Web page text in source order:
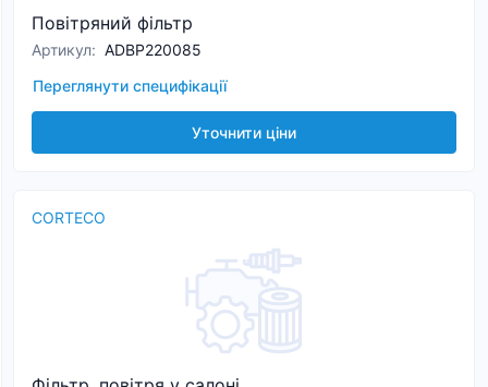
Повітряний фільтр
Артикул: ADBP220085
Переглянути специфікації
Уточнити ціни
CORTECO